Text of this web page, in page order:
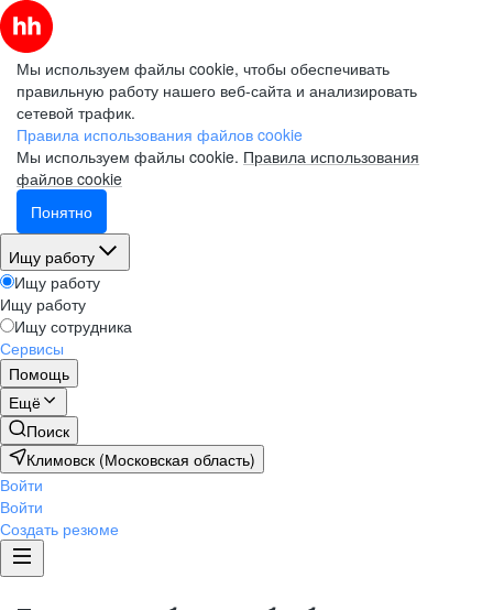
Мы используем файлы cookie, чтобы обеспечивать
правильную работу нашего веб-сайта и анализировать
сетевой трафик.
Правила использования файлов cookie
Мы используем файлы cookie. Правила использования
файлов cookie
Понятно
Ищу работу
Ищу работу
Ищу работу
Ищу сотрудника
Сервисы
Помощь
Ещё
Поиск
Климовск (Московская область)
Войти
Войти
Создать резюме